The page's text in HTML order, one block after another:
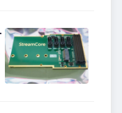
FPGA扩展卡（含